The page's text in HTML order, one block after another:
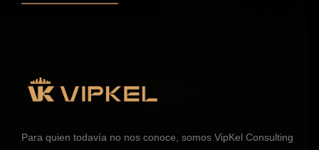
Para quien todavía no nos conoce, somos VipKel Consulting